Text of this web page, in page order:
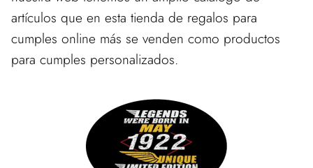
artículos que en esta tienda de regalos para
cumples online más se venden como productos
para cumples personalizados.